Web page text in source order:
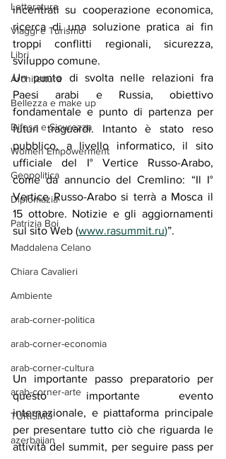
Letteratura
Viaggi e Turismo
Libri
Architettura
Bellezza e make up
Difesa e Sicurezza
Women Empowerment
Geopolitica
Diplomazia
Patrizia Boi
Maddalena Celano
Chiara Cavalieri
Ambiente
arab-corner-politica
arab-corner-economia
arab-corner-cultura
arab-corner-arte
TURISMO
azerbaijan
incentrati su cooperazione economica,
ricerca di una soluzione pratica ai fin
troppi conflitti regionali, sicurezza,
sviluppo comune.
Un punto di svolta nelle relazioni fra
Paesi arabi e Russia, obiettivo
fondamentale e punto di partenza per
futuri traguardi. Intanto è stato reso
pubblico, a livello informatico, il sito
ufficiale del I° Vertice Russo-Arabo,
come da annuncio del Cremlino: “Il I°
Vertice Russo-Arabo si terrà a Mosca il
15 ottobre. Notizie e gli aggiornamenti
sul sito Web (www.rasummit.ru)”.
Un importante passo preparatorio per
questo importante evento
internazionale, e piattaforma principale
per presentare tutto ciò che riguarda le
attività del summit, per seguire pass per